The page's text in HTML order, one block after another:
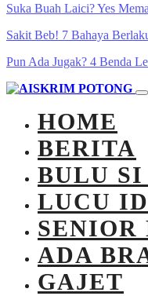
Suka Buah Laici? Yes
Sakit Beb! 7 Bahaya
Pun Ada Jugak? 4 Benda
HOME
BERITA
BULU
LUCU
SENIOR
ADA
GAJET